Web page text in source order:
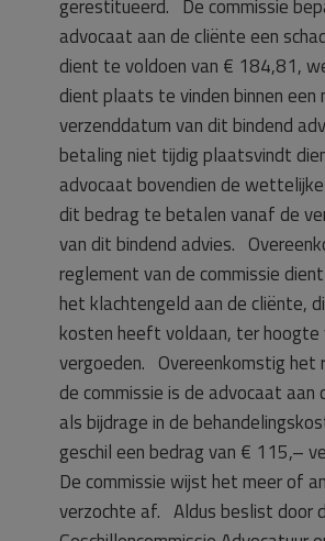
gerestitueerd. De commissie
advocaat aan de cliënte een
dient te voldoen van € 184,81,
dient plaats te vinden binnen een
verzenddatum van dit bindend
betaling niet tijdig plaatsvindt
advocaat bovendien de
dit bedrag te betalen vanaf de
van dit bindend advies.
reglement van de commissie
het klachtengeld aan de cliënte,
kosten heeft voldaan, ter
vergoeden. Overeenkomstig het
de commissie is de advocaat aan
als bijdrage in de
geschil een bedrag van € 115,–
De commissie wijst het meer of
verzochte af. Aldus beslist door